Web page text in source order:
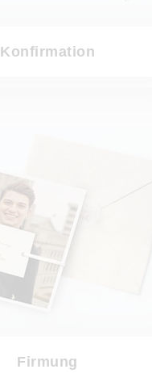
Konfirmation
Firmung